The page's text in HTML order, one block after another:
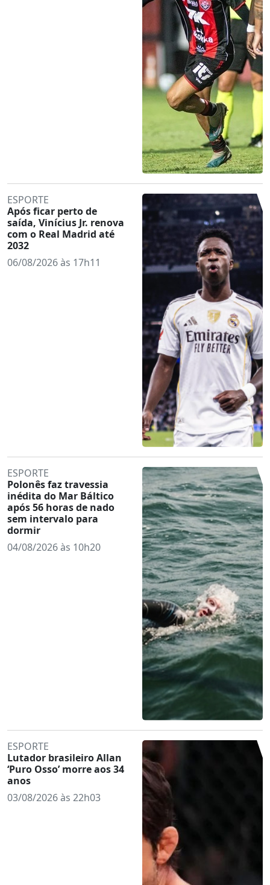
ESPORTE
Após ficar perto de
saída, Vinícius Jr. renova
com o Real Madrid até
2032
06/08/2026 às 17h11
ESPORTE
Polonês faz travessia
inédita do Mar Báltico
após 56 horas de nado
sem intervalo para
dormir
04/08/2026 às 10h20
ESPORTE
Lutador brasileiro Allan
‘Puro Osso’ morre aos 34
anos
03/08/2026 às 22h03